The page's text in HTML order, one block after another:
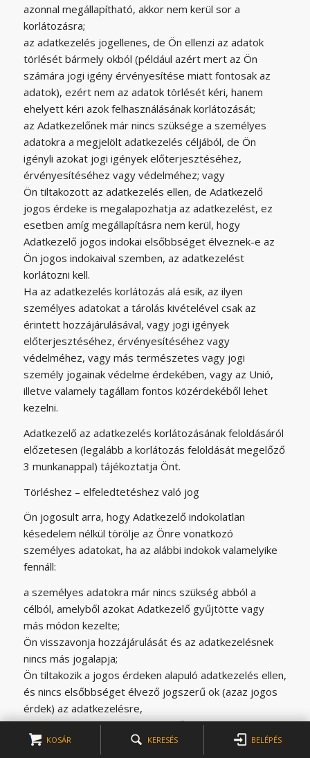
azonnal megállapítható, akkor nem kerül sor a
korlátozásra;
az adatkezelés jogellenes, de Ön ellenzi az adatok
törlését bármely okból (például azért mert az Ön
számára jogi igény érvényesítése miatt fontosak az
adatok), ezért nem az adatok törlését kéri, hanem
ehelyett kéri azok felhasználásának korlátozását;
az Adatkezelőnek már nincs szüksége a személyes
adatokra a megjelölt adatkezelés céljából, de Ön
igényli azokat jogi igények előterjesztéséhez,
érvényesítéséhez vagy védelméhez; vagy
Ön tiltakozott az adatkezelés ellen, de Adatkezelő
jogos érdeke is megalapozhatja az adatkezelést, ez
esetben amíg megállapításra nem kerül, hogy
Adatkezelő jogos indokai elsőbbséget élveznek-e az
Ön jogos indokaival szemben, az adatkezelést
korlátozni kell.
Ha az adatkezelés korlátozás alá esik, az ilyen
személyes adatokat a tárolás kivételével csak az
érintett hozzájárulásával, vagy jogi igények
előterjesztéséhez, érvényesítéséhez vagy
védelméhez, vagy más természetes vagy jogi
személy jogainak védelme érdekében, vagy az Unió,
illetve valamely tagállam fontos közérdekéből lehet
kezelni.
Adatkezelő az adatkezelés korlátozásának feloldásáról
előzetesen (legalább a korlátozás feloldását megelőző
3 munkanappal) tájékoztatja Önt.
Törléshez – elfeledtetéshez való jog
Ön jogosult arra, hogy Adatkezelő indokolatlan
késedelem nélkül törölje az Önre vonatkozó
személyes adatokat, ha az alábbi indokok valamelyike
fennáll:
a személyes adatokra már nincs szükség abból a
célból, amelyből azokat Adatkezelő gyűjtötte vagy
más módon kezelte;
Ön visszavonja hozzájárulását és az adatkezelésnek
nincs más jogalapja;
Ön tiltakozik a jogos érdeken alapuló adatkezelés ellen,
és nincs elsőbbséget élvező jogszerű ok (azaz jogos
érdek) az adatkezelésre,
a személyes adatokat Adatkezelő jogellenesen kezelte
és ez a panasz alapján megállapítást nyert,
KOSÁR KERESÉS BELÉPÉS